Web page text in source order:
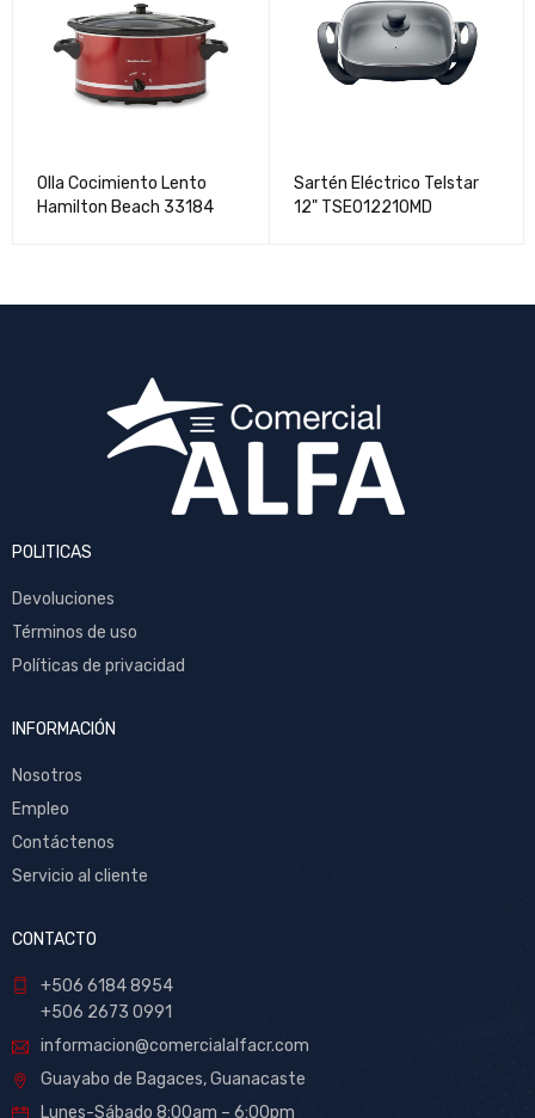
Olla Cocimiento Lento
Hamilton Beach 33184
Sartén Eléctrico Telstar
12" TSE012210MD
POLITICAS
Devoluciones
Términos de uso
Políticas de privacidad
INFORMACIÓN
Nosotros
Empleo
Contáctenos
Servicio al cliente
CONTACTO
+506 6184 8954
+506 2673 0991
informacion@comercialalfacr.com
Guayabo de Bagaces, Guanacaste
Lunes-Sábado 8:00am – 6:00pm